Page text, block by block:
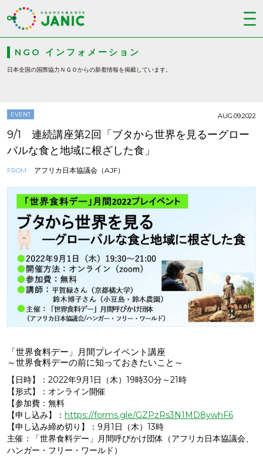
NGO インフォメーション
日本全国の国際協力ＮＧＯからの新着情報を掲載しています。
EVENT
9/1 連続講座第2回「ブタから世界を見るーグロー
バルな食と地域に根ざした食」
FROM アフリカ日本協議会（AJF）
AUG.09.2022
「世界食料デー」月間プレイベント講座
～世界食料デーの前に知っておきたいこと～
【日時】：2022年9月1日（木）19時30分～21時
【形式】：オンライン開催
【参加費：無料
【申し込み】： https://forms.gle/GZPzRs3N1MD8ywhF6
【申し込み締め切り】：9月1日（木）13時
主催：「世界食料デー」月間呼びかけ団体（アフリカ日本協議会、
ハンガー・フリー・ワールド）